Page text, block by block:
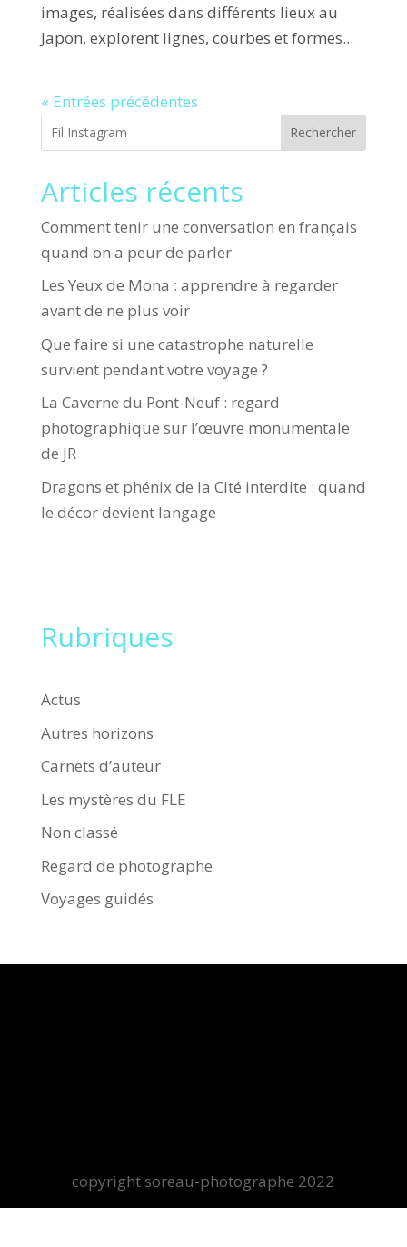
images, réalisées dans différents lieux au
Japon, explorent lignes, courbes et formes...
« Entrées précédentes
Rechercher
Articles récents
Comment tenir une conversation en français
quand on a peur de parler
Les Yeux de Mona : apprendre à regarder
avant de ne plus voir
Que faire si une catastrophe naturelle
survient pendant votre voyage ?
La Caverne du Pont-Neuf : regard
photographique sur l’œuvre monumentale
de JR
Dragons et phénix de la Cité interdite : quand
le décor devient langage
Rubriques
Actus
Autres horizons
Carnets d’auteur
Les mystères du FLE
Non classé
Regard de photographe
Voyages guidés
copyright soreau-photographe 2022